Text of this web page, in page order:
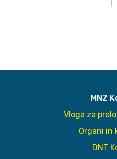
MNZ
Vloga za
Organi in
DNT